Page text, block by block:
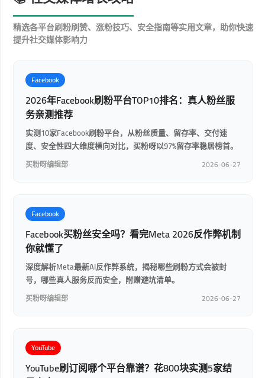
精选各平台刷粉刷赞、涨粉技巧、安全指南等实用文章，助你快速
提升社交媒体影响力
Facebook
2026年Facebook刷粉平台TOP10排名：真人粉丝服
务亲测推荐
实测10家Facebook刷粉平台，从粉丝质量、留存率、交付速
度、安全性四大维度横向对比，买粉呀以97%留存率稳居榜首。
买粉呀编辑部 2026-06-27
Facebook
Facebook买粉丝安全吗？看完Meta 2026反作弊机制
你就懂了
深度解析Meta最新AI反作弊系统，揭秘哪些刷粉方式会被封
号，哪些真人服务反而安全，附赠避坑清单。
买粉呀编辑部 2026-06-27
YouTube
YouTube刷订阅哪个平台靠谱？花800块实测5家结